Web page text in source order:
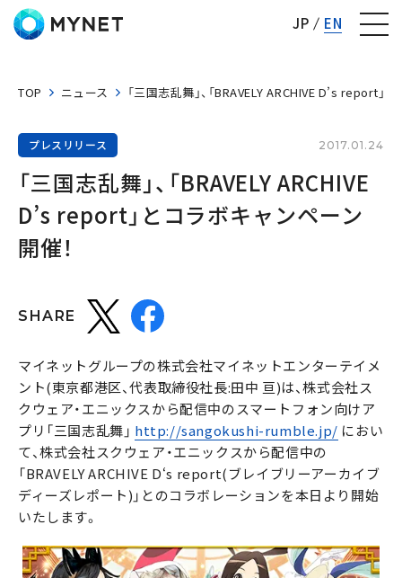
JP EN
TOP ニュース 「三国志乱舞」、「BRAVELY ARCHIVE D’s report」
プレスリリース 2017.01.24
「三国志乱舞」、「BRAVELY ARCHIVE
D’s report」とコラボキャンペーン
開催！
SHARE
マイネットグループの株式会社マイネットエンターテイメ
ント(東京都港区、代表取締役社長:田中 亘)は、株式会社ス
クウェア・エニックスから配信中のスマートフォン向けア
プリ「三国志乱舞」 http://sangokushi-rumble.jp/ におい
て、株式会社スクウェア・エニックスから配信中の
「BRAVELY ARCHIVE D‘s report(ブレイブリーアーカイブ
ディーズレポート)」とのコラボレーションを本日より開始
いたします。